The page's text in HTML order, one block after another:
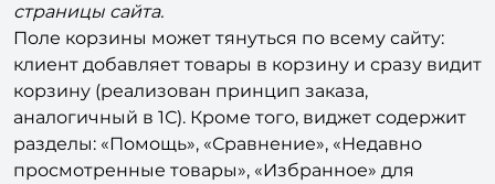
страницы сайта.
Поле корзины может тянуться по всему сайту:
клиент добавляет товары в корзину и сразу видит
корзину (реализован принцип заказа,
аналогичный в 1С). Кроме того, виджет содержит
разделы: «Помощь», «Сравнение», «Недавно
просмотренные товары», «Избранное» для